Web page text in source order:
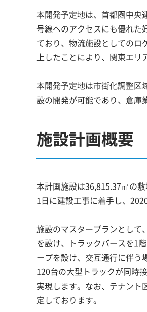
本開発予定地は、首都圏中央
号線へのアクセスにも優れた
ており、物流施設としてのロ
上したことにより、関東エリ
本開発予定地は市街化調整区
設の開発が可能であり、倉庫
施設計画概要
本計画施設は36,815.37㎡の
1日に建設工事に着手し、
施設のマスタープランとして
を設け、トラックバースを1
ープを設け、交互通行に伴う
120台の大型トラックが同時
実現します。なお、テナント
定しております。